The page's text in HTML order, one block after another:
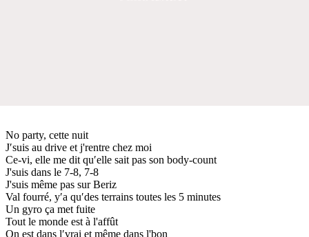
No party, cette nuit
J′suis au drive et j'rentre chez moi
Ce-vi, elle me dit qu′elle sait pas son body-count
J'suis dans le 7-8, 7-8
J'suis même pas sur Beriz
Val fourré, y′a qu′des terrains toutes les 5 minutes
Un gyro ça met fuite
Tout le monde est à l'affût
On est dans l′vrai et même dans l'bon